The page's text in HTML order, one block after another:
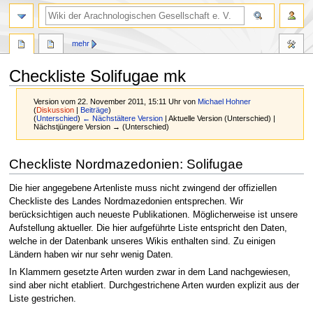
Checkliste Solifugae mk
Version vom 22. November 2011, 15:11 Uhr vonMichael Hohner
(Diskussion |Beiträge)
(Unterschied) ← Nächstältere Version | Aktuelle Version (Unterschied) |
Nächstjüngere Version → (Unterschied)
Zur
Navigation
springen
Zur
Suche
springen
Checkliste Nordmazedonien: Solifugae
Die hier angegebene Artenliste muss nicht zwingend der offiziellen
Checkliste des Landes Nordmazedonien entsprechen. Wir
berücksichtigen auch neueste Publikationen. Möglicherweise ist unsere
Aufstellung aktueller. Die hier aufgeführte Liste entspricht den Daten,
welche in der Datenbank unseres Wikis enthalten sind. Zu einigen
Ländern haben wir nur sehr wenig Daten.
In Klammern gesetzte Arten wurden zwar in dem Land nachgewiesen,
sind aber nicht etabliert. Durchgestrichene Arten wurden explizit aus der
Liste gestrichen.
mehr